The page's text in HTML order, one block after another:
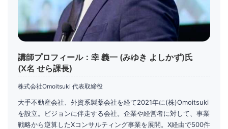
講師プロフィール：幸 義一 (みゆき よしかず)氏
(X名 せら課長)
株式会社Omoitsuki 代表取締役
大手不動産会社、外資系製薬会社を経て2021年に(株)Omoitsuki
を設立。ビジョンに伴走する会社。企業や経営者に対して、事業
戦略から逆算したXコンサルティング事業を展開。X経由で500件